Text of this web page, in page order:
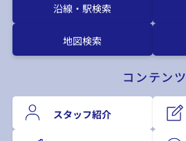
沿線・駅検索
地図検索
コンテンツ
スタッフ紹介